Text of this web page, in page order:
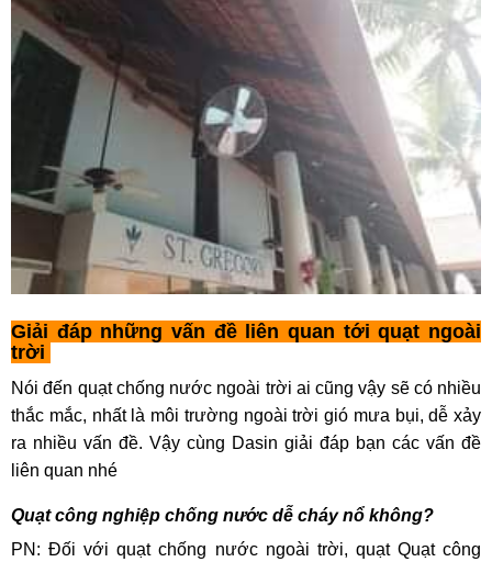
Giải đáp những vấn đề liên quan tới quạt ngoài
trời
Nói đến quạt chống nước ngoài trời ai cũng vậy sẽ có nhiều
thắc mắc, nhất là môi trường ngoài trời gió mưa bụi, dễ xảy
ra nhiều vấn đề. Vậy cùng Dasin giải đáp bạn các vấn đề
liên quan nhé
Quạt công nghiệp chống nước dễ cháy nổ không?
PN: Đối với quạt chống nước ngoài trời, quạt Quạt công